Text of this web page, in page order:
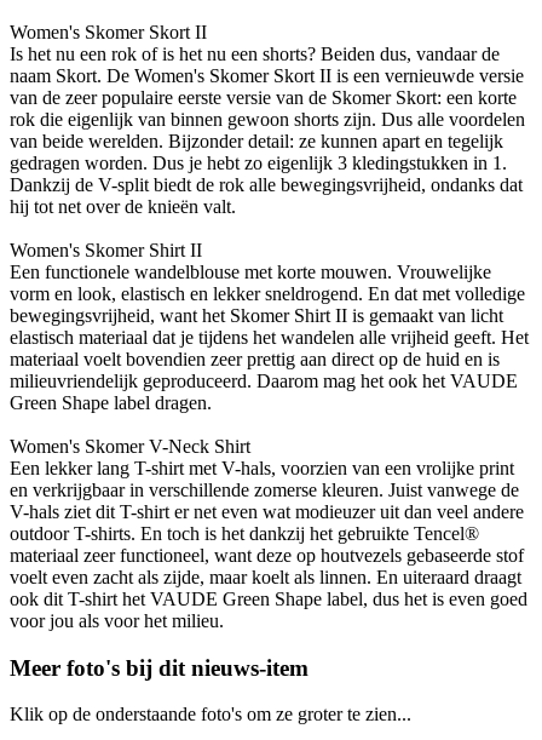
Women's Skomer Skort II
Is het nu een rok of is het nu een shorts? Beiden dus, vandaar de
naam Skort. De Women's Skomer Skort II is een vernieuwde versie
van de zeer populaire eerste versie van de Skomer Skort: een korte
rok die eigenlijk van binnen gewoon shorts zijn. Dus alle voordelen
van beide werelden. Bijzonder detail: ze kunnen apart en tegelijk
gedragen worden. Dus je hebt zo eigenlijk 3 kledingstukken in 1.
Dankzij de V-split biedt de rok alle bewegingsvrijheid, ondanks dat
hij tot net over de knieën valt.
Women's Skomer Shirt II
Een functionele wandelblouse met korte mouwen. Vrouwelijke
vorm en look, elastisch en lekker sneldrogend. En dat met volledige
bewegingsvrijheid, want het Skomer Shirt II is gemaakt van licht
elastisch materiaal dat je tijdens het wandelen alle vrijheid geeft. Het
materiaal voelt bovendien zeer prettig aan direct op de huid en is
milieuvriendelijk geproduceerd. Daarom mag het ook het VAUDE
Green Shape label dragen.
Women's Skomer V-Neck Shirt
Een lekker lang T-shirt met V-hals, voorzien van een vrolijke print
en verkrijgbaar in verschillende zomerse kleuren. Juist vanwege de
V-hals ziet dit T-shirt er net even wat modieuzer uit dan veel andere
outdoor T-shirts. En toch is het dankzij het gebruikte Tencel®
materiaal zeer functioneel, want deze op houtvezels gebaseerde stof
voelt even zacht als zijde, maar koelt als linnen. En uiteraard draagt
ook dit T-shirt het VAUDE Green Shape label, dus het is even goed
voor jou als voor het milieu.
Meer foto's bij dit nieuws-item
Klik op de onderstaande foto's om ze groter te zien...